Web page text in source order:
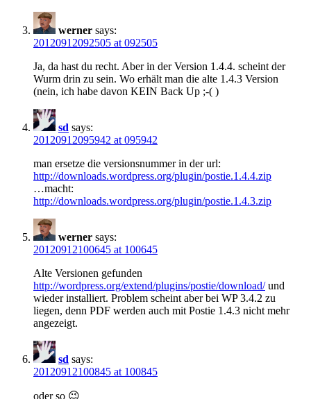
werner says:
20120912092505 at 092505
Ja, da hast du recht. Aber in der Version 1.4.4. scheint der
Wurm drin zu sein. Wo erhält man die alte 1.4.3 Version
(nein, ich habe davon KEIN Back Up ;-( )
sd says:
20120912095942 at 095942
man ersetze die versionsnummer in der url:
http://downloads.wordpress.org/plugin/postie.1.4.4.zip
…macht:
http://downloads.wordpress.org/plugin/postie.1.4.3.zip
werner says:
20120912100645 at 100645
Alte Versionen gefunden
http://wordpress.org/extend/plugins/postie/download/und
wieder installiert. Problem scheint aber bei WP 3.4.2 zu
liegen, denn PDF werden auch mit Postie 1.4.3 nicht mehr
angezeigt.
sd says:
20120912100845 at 100845
oder so 😉